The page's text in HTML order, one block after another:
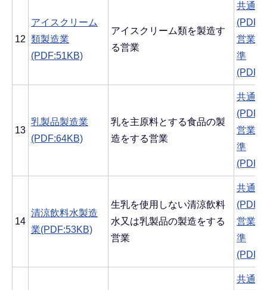
12
アイスクリーム
類製造業
(PDF:51KB)
アイスクリーム類を製造す
る営業
共通
営業
準
13
乳製品製造業
(PDF:64KB)
乳を主原料とする食品の製
造をする営業
共通
営業
準
14
清涼飲料水製造
業(PDF:53KB)
生乳を使用しない清涼飲料
水又は乳製品の製造をする
営業
共通
営業
準
共通